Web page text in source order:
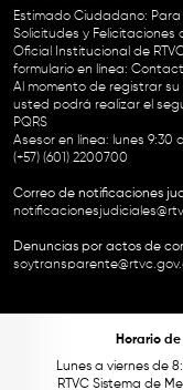
Estimado Ciudadano:
Solicitudes y
Oficial Institucional de
formulario en línea:
Al momento de registrar
usted podrá realizar el
PQRS
Asesor en línea: lunes 9:30
(+57) (601) 2200700
Correo de notificaciones
Denuncias por actos de
Horario
Lunes a viernes de
RTVC Sistema de